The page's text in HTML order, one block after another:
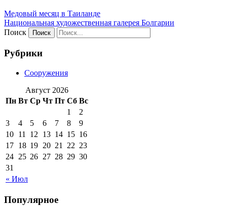
Медовый месяц в Таиланде
Национальная художественная галерея Болгарии
Поиск
Рубрики
Сооружения
Август 2026
Пн Вт Ср Чт Пт Сб Вс
« Июл
1
2
3
4 5 6 7 8
9
10 11 12 13 14 15 16
17 18 19 20 21 22 23
24 25 26 27 28 29 30
31
Популярное